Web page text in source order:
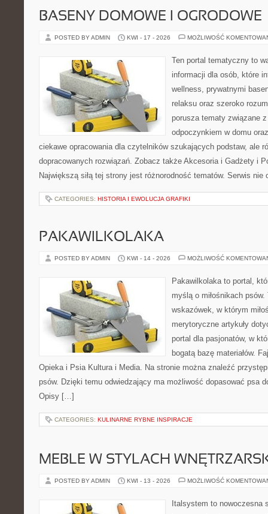
BASENY DOMOWE I OGRODOWE
POSTED BY ADMIN KWI - 17 - 2026 MOŻLIWOŚĆ
Ten portal tematyczny to
informacji dla osób, które
wellness, prywatnymi
relaksu oraz szeroko
porusza tematy związane
odpoczynkiem w domu
ciekawe opracowania dla czytelników szukających podstaw, ale
dopracowanych rozwiązań. Zobacz także Akcesoria i Gadżety i
Największą siłą tej strony jest różnorodność tematów. Serwis
CATEGORIES: HISTORIA I EWOLUCJA GRAFIKI
PAKAWILKOLAKA
POSTED BY ADMIN KWI - 14 - 2026 MOŻLIWOŚĆ
Pakawilkolaka to portal,
myślą o miłośnikach
wskazówek, w którym
merytoryczne artykuły
portal dla pasjonatów, w
bogatą bazę materiałów.
Opieka i Psia Kultura i Media. Na stronie można znaleźć
psów. Dzięki temu odwiedzający ma możliwość dopasować psa
Opisy […]
CATEGORIES: KULINARNE RYBNE INSPIRACJE
MEBLE W STYLACH
POSTED BY ADMIN KWI - 13 - 2026 MOŻLIWOŚĆ
Italsystem to nowoczesna